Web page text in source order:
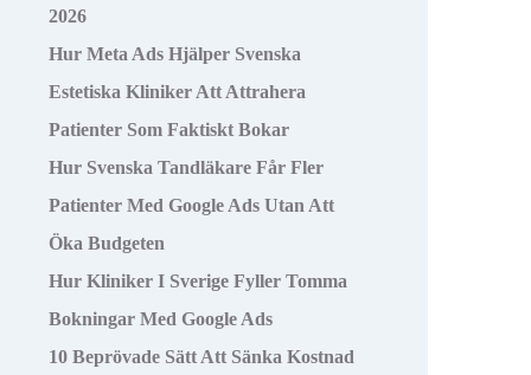
2026
Hur Meta Ads Hjälper Svenska
Estetiska Kliniker Att Attrahera
Patienter Som Faktiskt Bokar
Hur Svenska Tandläkare Får Fler
Patienter Med Google Ads Utan Att
Öka Budgeten
Hur Kliniker I Sverige Fyller Tomma
Bokningar Med Google Ads
10 Beprövade Sätt Att Sänka Kostnad